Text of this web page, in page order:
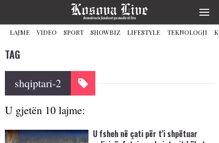
LAJME VIDEO SPORT SHOWBIZ LIFESTYLE TEKNOLOGJI
TAG
shqiptari-2
U gjetën 10 lajme:
U fsheh në çati për t’i shpëtuar